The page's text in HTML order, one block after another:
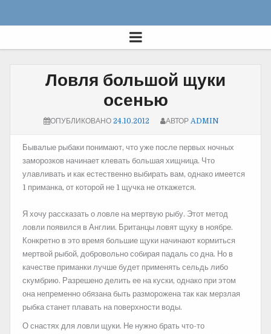
Ловля большой щуки
осенью
ОПУБЛИКОВАНО 24.10.2012 АВТОР ADMIN
Бывалые рыбаки понимают, что уже после первых ночных
заморозков начинает клевать большая хищница. Что
улавливать и как естественно выбирать вам, однако имеется
1 приманка, от которой не 1 щучка не откажется.
Я хочу рассказать о ловле на мертвую рыбу. Этот метод
ловли появился в Англии. Британцы ловят щуку в ноябре.
Конкретно в это время большие щуки начинают кормиться
мертвой рыбой, добровольно собирая падаль со дна. Но в
качестве приманки лучше будет применять сельдь либо
скумбрию. Разрешено делить ее на куски, однако при этом
она непременно обязана быть разморожена так как мерзлая
рыбка станет плавать на поверхности воды.
О снастях для ловли щуки. Не нужно брать что-то